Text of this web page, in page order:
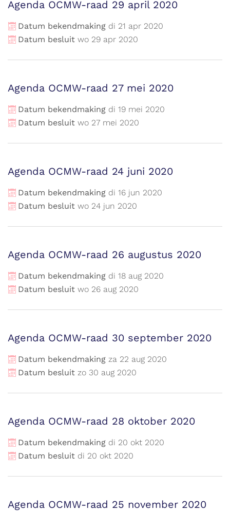
Agenda OCMW-raad 29 april 2020
Datum bekendmaking di 21 apr 2020
Datum besluit wo 29 apr 2020
Agenda OCMW-raad 27 mei 2020
Datum bekendmaking di 19 mei 2020
Datum besluit wo 27 mei 2020
Agenda OCMW-raad 24 juni 2020
Datum bekendmaking di 16 jun 2020
Datum besluit wo 24 jun 2020
Agenda OCMW-raad 26 augustus 2020
Datum bekendmaking di 18 aug 2020
Datum besluit wo 26 aug 2020
Agenda OCMW-raad 30 september 2020
Datum bekendmaking za 22 aug 2020
Datum besluit zo 30 aug 2020
Agenda OCMW-raad 28 oktober 2020
Datum bekendmaking di 20 okt 2020
Datum besluit di 20 okt 2020
Agenda OCMW-raad 25 november 2020